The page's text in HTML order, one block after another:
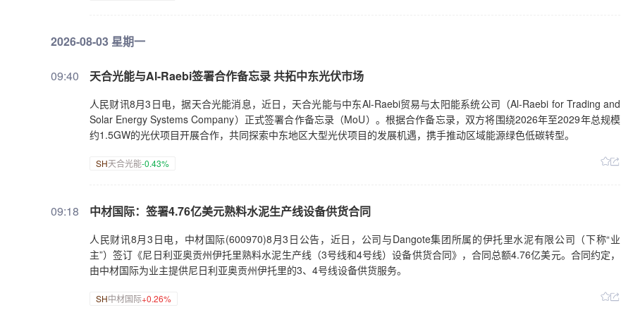
2026-08-03 星期一
09:40 天合光能与Al-Raebi签署合作备忘录 共拓中东光伏市场
人民财讯8月3日电，据天合光能消息，近日，天合光能与中东Al-Raebi贸易与太阳能系统公司（Al-Raebi for Trading and
Solar Energy Systems Company）正式签署合作备忘录（MoU）。根据合作备忘录，双方将围绕2026年至2029年总规模
约1.5GW的光伏项目开展合作，共同探索中东地区大型光伏项目的发展机遇，携手推动区域能源绿色低碳转型。
SH天合光能-0.43%
09:18 中材国际：签署4.76亿美元熟料水泥生产线设备供货合同
人民财讯8月3日电，中材国际(600970)8月3日公告，近日，公司与Dangote集团所属的伊托里水泥有限公司（下称“业
主”）签订《尼日利亚奥贡州伊托里熟料水泥生产线（3号线和4号线）设备供货合同》，合同总额4.76亿美元。合同约定，
由中材国际为业主提供尼日利亚奥贡州伊托里的3、4号线设备供货服务。
SH中材国际+0.26%